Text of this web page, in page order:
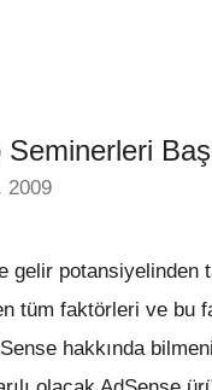
2009
gelir potansiyelinden
tüm faktörleri ve bu
hakkında